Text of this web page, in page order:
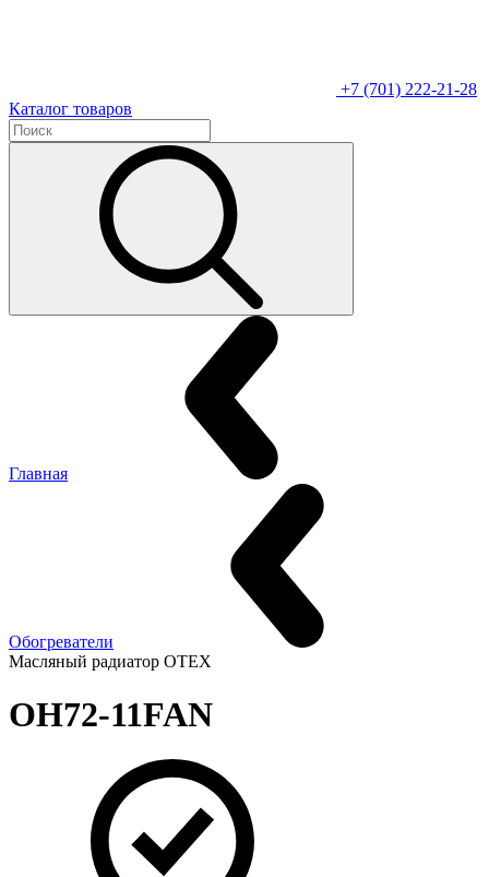
+7 (701) 222-21-28
Каталог товаров
Главная
Обогреватели
Масляный радиатор OTEX
OH72-11FAN